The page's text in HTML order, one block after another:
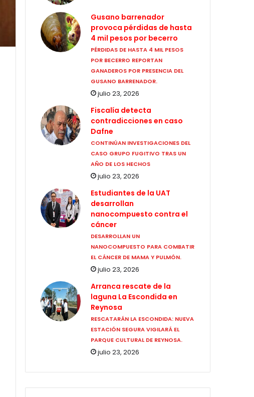
Gusano barrenador
provoca pérdidas de hasta
4 mil pesos por becerro
PÉRDIDAS DE HASTA 4 MIL PESOS
POR BECERRO REPORTAN
GANADEROS POR PRESENCIA DEL
GUSANO BARRENADOR.
julio 23, 2026
Fiscalía detecta
contradicciones en caso
Dafne
CONTINÚAN INVESTIGACIONES DEL
CASO GRUPO FUGITIVO TRAS UN
AÑO DE LOS HECHOS
julio 23, 2026
Estudiantes de la UAT
desarrollan
nanocompuesto contra el
cáncer
DESARROLLAN UN
NANOCOMPUESTO PARA COMBATIR
EL CÁNCER DE MAMA Y PULMÓN.
julio 23, 2026
Arranca rescate de la
laguna La Escondida en
Reynosa
RESCATARÁN LA ESCONDIDA: NUEVA
ESTACIÓN SEGURA VIGILARÁ EL
PARQUE CULTURAL DE REYNOSA.
julio 23, 2026